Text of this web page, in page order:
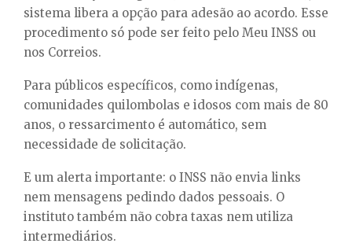
sistema libera a opção para adesão ao acordo. Esse
procedimento só pode ser feito pelo Meu INSS ou
nos Correios.
Para públicos específicos, como indígenas,
comunidades quilombolas e idosos com mais de 80
anos, o ressarcimento é automático, sem
necessidade de solicitação.
E um alerta importante: o INSS não envia links
nem mensagens pedindo dados pessoais. O
instituto também não cobra taxas nem utiliza
intermediários.